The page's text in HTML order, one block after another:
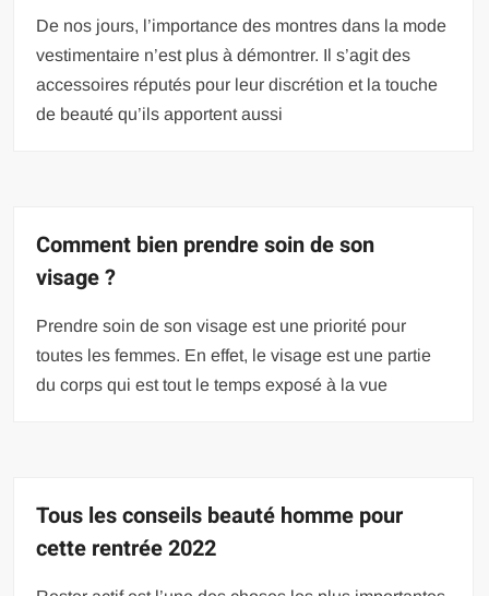
De nos jours, l’importance des montres dans la mode
vestimentaire n’est plus à démontrer. Il s’agit des
accessoires réputés pour leur discrétion et la touche
de beauté qu’ils apportent aussi
Comment bien prendre soin de son
visage ?
Prendre soin de son visage est une priorité pour
toutes les femmes. En effet, le visage est une partie
du corps qui est tout le temps exposé à la vue
Tous les conseils beauté homme pour
cette rentrée 2022